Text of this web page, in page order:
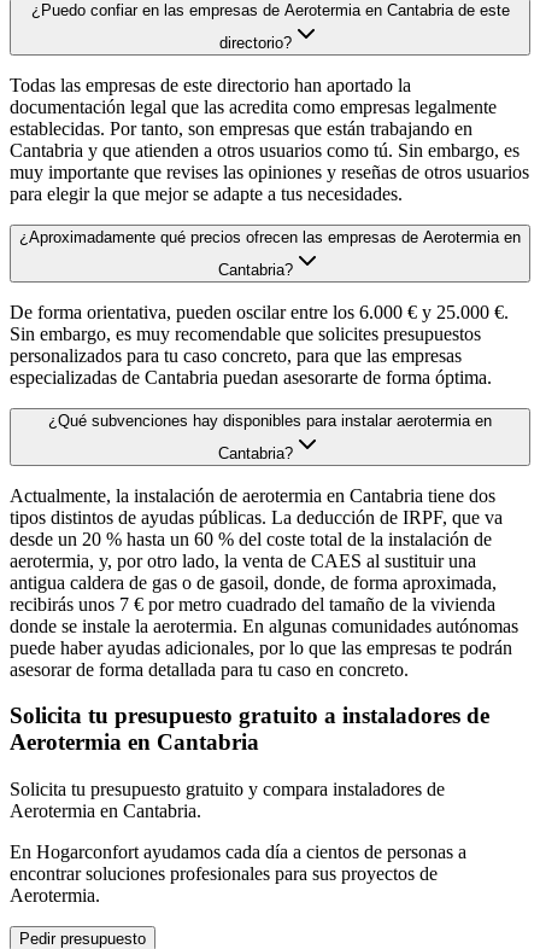
¿Puedo confiar en las empresas de Aerotermia en Cantabria de este
directorio?
Todas las empresas de este directorio han aportado la
documentación legal que las acredita como empresas legalmente
establecidas. Por tanto, son empresas que están trabajando en
Cantabria y que atienden a otros usuarios como tú. Sin embargo, es
muy importante que revises las opiniones y reseñas de otros usuarios
para elegir la que mejor se adapte a tus necesidades.
¿Aproximadamente qué precios ofrecen las empresas de Aerotermia en
Cantabria?
De forma orientativa, pueden oscilar entre los 6.000 € y 25.000 €.
Sin embargo, es muy recomendable que solicites presupuestos
personalizados para tu caso concreto, para que las empresas
especializadas de Cantabria puedan asesorarte de forma óptima.
¿Qué subvenciones hay disponibles para instalar aerotermia en
Cantabria?
Actualmente, la instalación de aerotermia en Cantabria tiene dos
tipos distintos de ayudas públicas. La deducción de IRPF, que va
desde un 20 % hasta un 60 % del coste total de la instalación de
aerotermia, y, por otro lado, la venta de CAES al sustituir una
antigua caldera de gas o de gasoil, donde, de forma aproximada,
recibirás unos 7 € por metro cuadrado del tamaño de la vivienda
donde se instale la aerotermia. En algunas comunidades autónomas
puede haber ayudas adicionales, por lo que las empresas te podrán
asesorar de forma detallada para tu caso en concreto.
Solicita tu presupuesto gratuito a instaladores de
Aerotermia en Cantabria
Solicita tu presupuesto gratuito y compara instaladores de
Aerotermia en Cantabria.
En Hogarconfort ayudamos cada día a cientos de personas a
encontrar soluciones profesionales para sus proyectos de
Aerotermia.
Pedir presupuesto